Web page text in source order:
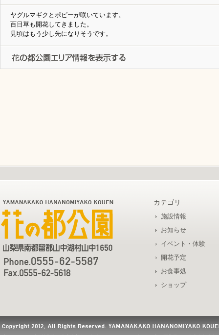
ヤグルマギクとポピーが咲いています。
百日草も開花してきました。
見頃はもう少し先になりそうです。
カテゴリ
施設情報
お知らせ
イベント・体験
開花予定
お食事処
ショップ